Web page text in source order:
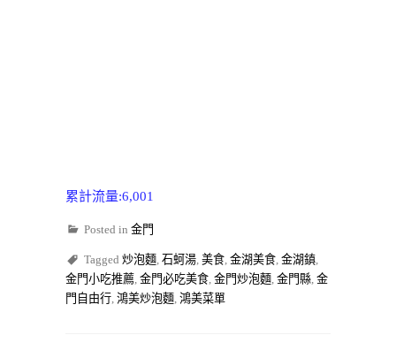
累計流量:6,001
Posted in 金門
Tagged 炒泡麵 石蚵湯 美食 金湖美食 金湖鎮
金門小吃推薦 金門必吃美食 金門炒泡麵 金門縣 金
門自由行 鴻美炒泡麵 鴻美菜單